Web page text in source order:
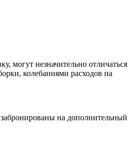
могут незначительно отличаться
колебаниями расходов на
на дополнительный